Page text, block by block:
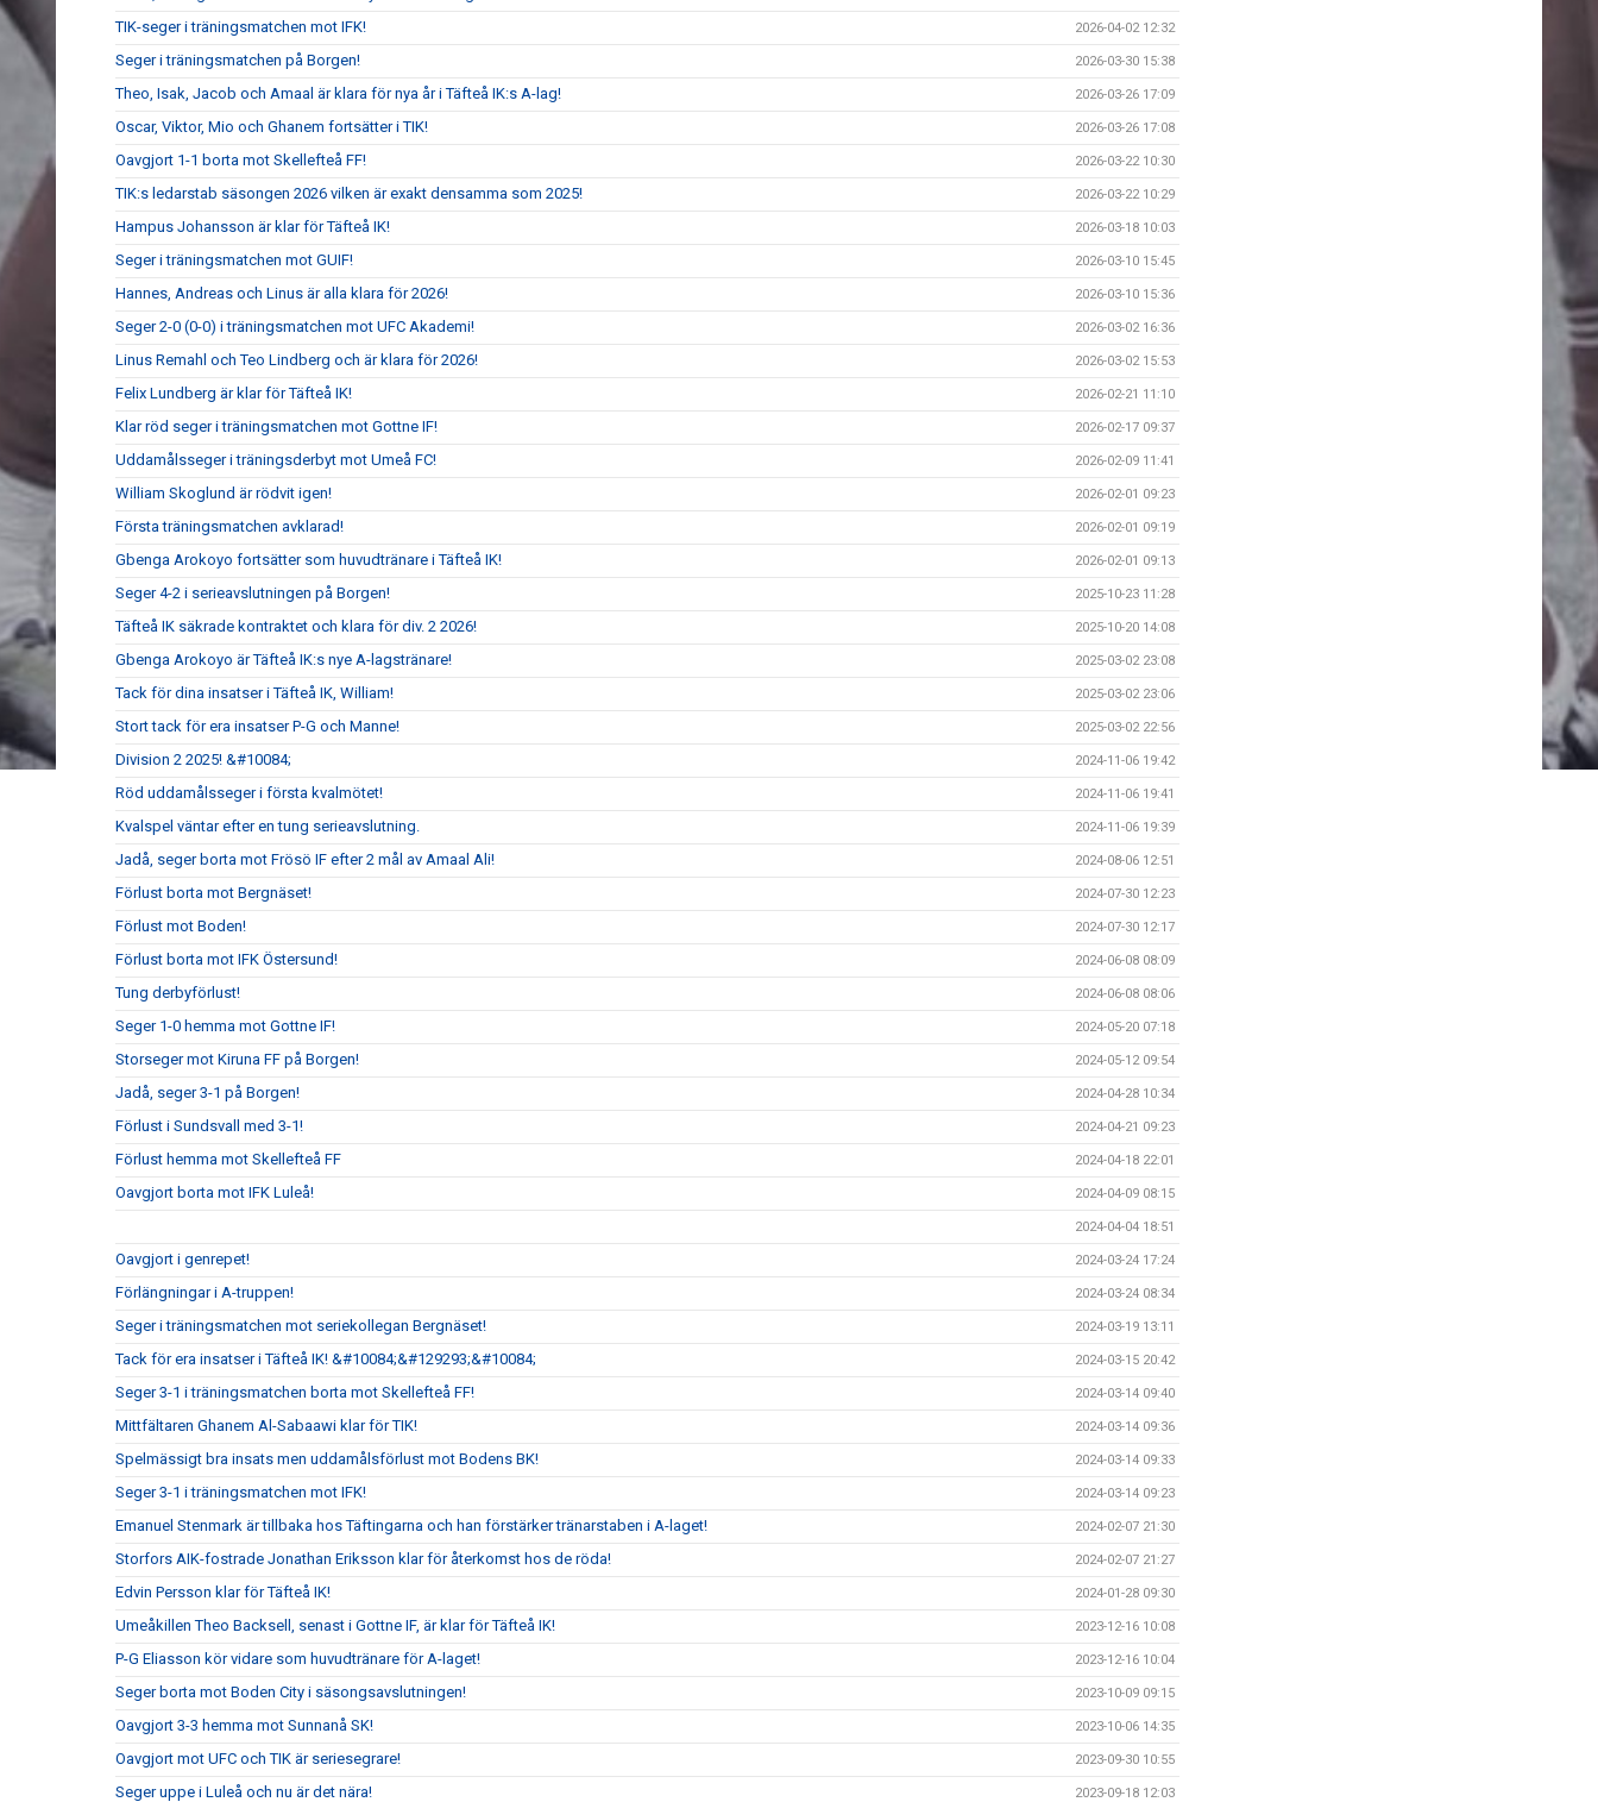
TIK-seger i träningsmatchen mot IFK! 2026-04-02 12:32
Seger i träningsmatchen på Borgen! 2026-03-30 15:38
Theo, Isak, Jacob och Amaal är klara för nya år i Täfteå IK:s A-lag! 2026-03-26 17:09
Oscar, Viktor, Mio och Ghanem fortsätter i TIK! 2026-03-26 17:08
Oavgjort 1-1 borta mot Skellefteå FF! 2026-03-22 10:30
TIK:s ledarstab säsongen 2026 vilken är exakt densamma som 2025! 2026-03-22 10:29
Hampus Johansson är klar för Täfteå IK! 2026-03-18 10:03
Seger i träningsmatchen mot GUIF! 2026-03-10 15:45
Hannes, Andreas och Linus är alla klara för 2026! 2026-03-10 15:36
Seger 2-0 (0-0) i träningsmatchen mot UFC Akademi! 2026-03-02 16:36
Linus Remahl och Teo Lindberg och är klara för 2026! 2026-03-02 15:53
Felix Lundberg är klar för Täfteå IK! 2026-02-21 11:10
Klar röd seger i träningsmatchen mot Gottne IF! 2026-02-17 09:37
Uddamålsseger i träningsderbyt mot Umeå FC! 2026-02-09 11:41
William Skoglund är rödvit igen! 2026-02-01 09:23
Första träningsmatchen avklarad! 2026-02-01 09:19
Gbenga Arokoyo fortsätter som huvudtränare i Täfteå IK! 2026-02-01 09:13
Seger 4-2 i serieavslutningen på Borgen! 2025-10-23 11:28
Täfteå IK säkrade kontraktet och klara för div. 2 2026! 2025-10-20 14:08
Gbenga Arokoyo är Täfteå IK:s nye A-lagstränare! 2025-03-02 23:08
Tack för dina insatser i Täfteå IK, William! 2025-03-02 23:06
Stort tack för era insatser P-G och Manne! 2025-03-02 22:56
Division 2 2025! &#10084; 2024-11-06 19:42
Röd uddamålsseger i första kvalmötet! 2024-11-06 19:41
Kvalspel väntar efter en tung serieavslutning. 2024-11-06 19:39
Jadå, seger borta mot Frösö IF efter 2 mål av Amaal Ali! 2024-08-06 12:51
Förlust borta mot Bergnäset! 2024-07-30 12:23
Förlust mot Boden! 2024-07-30 12:17
Förlust borta mot IFK Östersund! 2024-06-08 08:09
Tung derbyförlust! 2024-06-08 08:06
Seger 1-0 hemma mot Gottne IF! 2024-05-20 07:18
Storseger mot Kiruna FF på Borgen! 2024-05-12 09:54
Jadå, seger 3-1 på Borgen! 2024-04-28 10:34
Förlust i Sundsvall med 3-1! 2024-04-21 09:23
Förlust hemma mot Skellefteå FF 2024-04-18 22:01
Oavgjort borta mot IFK Luleå! 2024-04-09 08:15
2024-04-04 18:51
Oavgjort i genrepet! 2024-03-24 17:24
Förlängningar i A-truppen! 2024-03-24 08:34
Seger i träningsmatchen mot seriekollegan Bergnäset! 2024-03-19 13:11
Tack för era insatser i Täfteå IK! &#10084;&#129293;&#10084; 2024-03-15 20:42
Seger 3-1 i träningsmatchen borta mot Skellefteå FF! 2024-03-14 09:40
Mittfältaren Ghanem Al-Sabaawi klar för TIK! 2024-03-14 09:36
Spelmässigt bra insats men uddamålsförlust mot Bodens BK! 2024-03-14 09:33
Seger 3-1 i träningsmatchen mot IFK! 2024-03-14 09:23
Emanuel Stenmark är tillbaka hos Täftingarna och han förstärker tränarstaben i A-laget! 2024-02-07 21:30
Storfors AIK-fostrade Jonathan Eriksson klar för återkomst hos de röda! 2024-02-07 21:27
Edvin Persson klar för Täfteå IK! 2024-01-28 09:30
Umeåkillen Theo Backsell, senast i Gottne IF, är klar för Täfteå IK! 2023-12-16 10:08
P-G Eliasson kör vidare som huvudtränare för A-laget! 2023-12-16 10:04
Seger borta mot Boden City i säsongsavslutningen! 2023-10-09 09:15
Oavgjort 3-3 hemma mot Sunnanå SK! 2023-10-06 14:35
Oavgjort mot UFC och TIK är seriesegrare! 2023-09-30 10:55
Seger uppe i Luleå och nu är det nära! 2023-09-18 12:03